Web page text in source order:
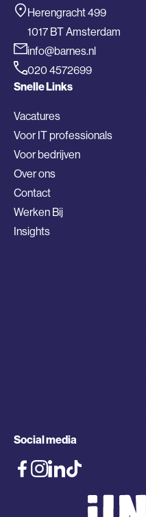
Herengracht 499
1017 BT Amsterdam
info@barnes.nl
020 4572699
Snelle Links
Vacatures
Voor IT professionals
Voor bedrijven
Over ons
Contact
Werken Bij
Insights
Social media